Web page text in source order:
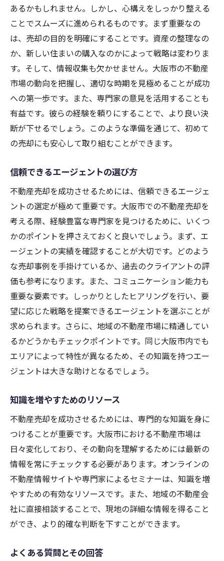
あるかもしれません。しかし、心構えをしっかり整える
ことでスムーズに進められるものです。まず重要なの
は、売却の目的を明確にすることです。資産の整理なの
か、新しい住まいの購入なのかによって戦略は変わりま
す。そして、情報収集も欠かせません。大阪市の不動産
市場の動向を把握し、適切な時期を見極めることが成功
への第一歩です。また、専門家の意見を活用することも
有益です。彼らの経験を頼りにすることで、より良い決
断が下せるでしょう。このような準備を通じて、初めて
の売却にも安心して取り組むことができます。
信頼できるエージェントの選び方
不動産売却を成功させるためには、信頼できるエージェ
ントの選定が極めて重要です。大阪市での不動産売却を
考える際、経験豊富な専門家を見つけるために、いくつ
かのポイントを押さえておくと良いでしょう。まず、エ
ージェントの実績を確認することが大切です。どのよう
な売却事例を手掛けているか、過去のクライアントの評
価も参考になります。また、コミュニケーション能力も
重要な要素です。しっかりとしたヒアリングを行い、要
望に応じた戦略を提案できるエージェントを選ぶことが
求められます。さらに、地域の不動産市場に精通してい
るかどうかもチェックポイントです。同じ大阪市内でも
エリアによって特性が異なるため、その知識を持つエー
ジェントは大きな助けとなるでしょう。
知識を増やすためのリソース
不動産売却を成功させるためには、専門的な知識を身に
つけることが重要です。大阪市における不動産市場は
日々変化しており、その動向を理解するためには最新の
情報を常にチェックする必要があります。オンラインの
不動産情報サイトや専門家によるセミナーは、知識を増
やすための有効なリソースです。また、地域の不動産会
社に直接相談することで、現地の詳細な情報を得ること
ができ、より的確な判断を下すことができます。
よくある質問とその回答